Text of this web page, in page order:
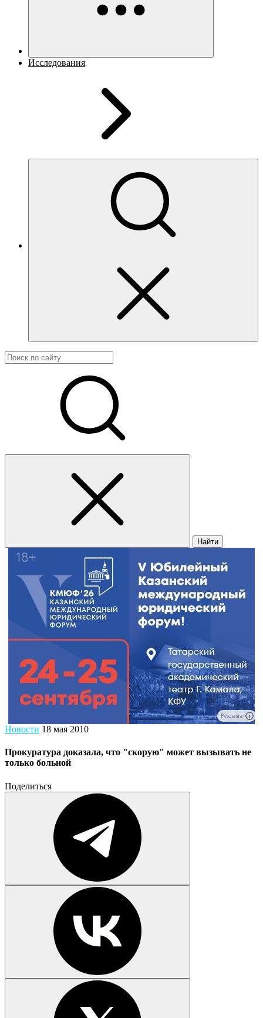
Исследования
Найти
Реклама
Новости 18 мая 2010
Прокуратура доказала, что "скорую" может вызывать не
только больной
Поделиться